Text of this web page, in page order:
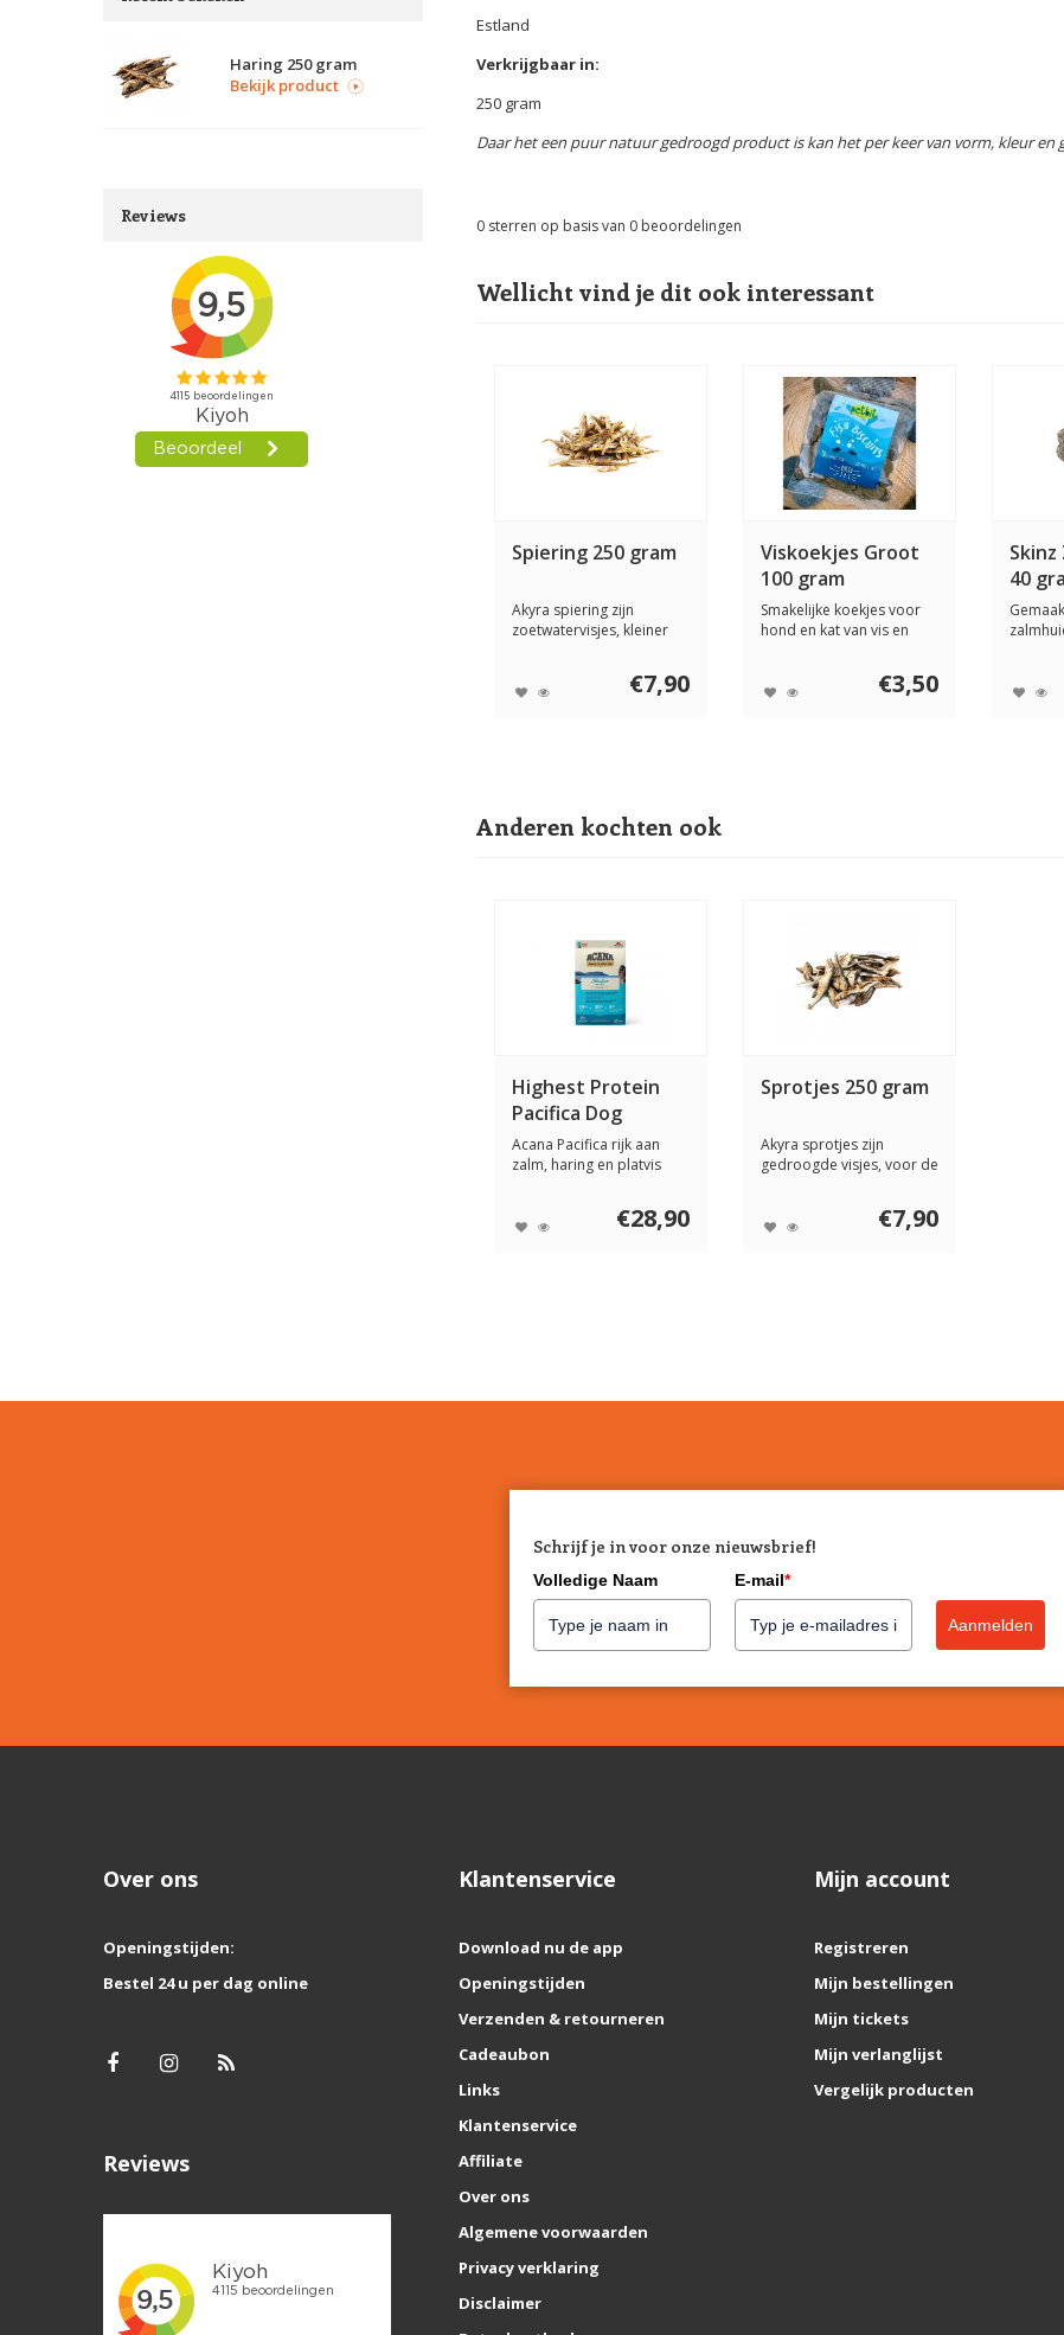
Haring 250 gram
Bekijk product
Reviews
Estland
Verkrijgbaar in:
250 gram
Daar het een puur natuur gedroogd product is kan het per keer van vorm, kleur en
0 sterren op basis van 0 beoordelingen
Wellicht vind je dit ook interessant
Spiering 250 gram
Akyra spiering zijn
zoetwatervisjes, kleiner
€7,90
Viskoekjes Groot
100 gram
Smakelijke koekjes voor
hond en kat van vis en
€3,50
40
Anderen kochten ook
Highest Protein
Pacifica Dog
Acana Pacifica rijk aan
zalm, haring en platvis
€28,90
Sprotjes 250 gram
Akyra sprotjes zijn
gedroogde visjes, voor de
€7,90
Schrijf je in voor onze nieuwsbrief!
Volledige Naam E-mail*
Aanmelden
Over ons
Openingstijden:
Bestel 24 u per dag online
Reviews
Klantenservice
Download nu de app
Openingstijden
Verzenden & retourneren
Cadeaubon
Links
Klantenservice
Affiliate
Over ons
Algemene voorwaarden
Privacy verklaring
Disclaimer
Mijn account
Registreren
Mijn bestellingen
Mijn tickets
Mijn verlanglijst
Vergelijk producten